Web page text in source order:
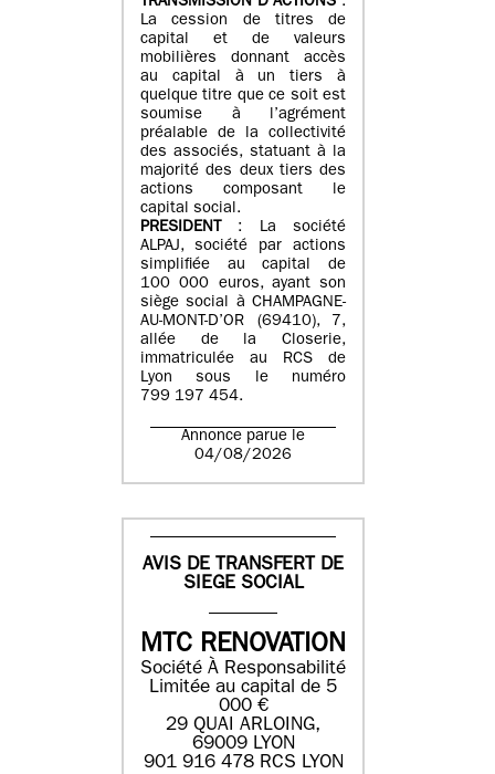
La cession de titres de
capital et de valeurs
mobilières donnant accès
au capital à un tiers à
quelque titre que ce soit est
soumise à l’agrément
préalable de la collectivité
des associés, statuant à la
majorité des deux tiers des
actions composant le
capital social.
PRESIDENT
: La société
ALPAJ, société par actions
simplifiée au capital de
100 000 euros, ayant son
siège social à CHAMPAGNE-
AU-MONT-D’OR (69410), 7,
allée de la Closerie,
immatriculée au RCS de
Lyon sous le numéro
799 197 454.
Annonce parue le
04/08/2026
AVIS DE TRANSFERT DE
SIEGE SOCIAL
MTC RENOVATION
Société À Responsabilité
Limitée au capital de 5
000 €
29 QUAI ARLOING,
69009 LYON
901 916 478 RCS LYON